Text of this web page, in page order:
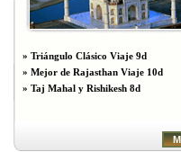
» Triángulo Clásico Viaje 9d
» Mejor de Rajasthan Viaje 10d
» Taj Mahal y Rishikesh 8d